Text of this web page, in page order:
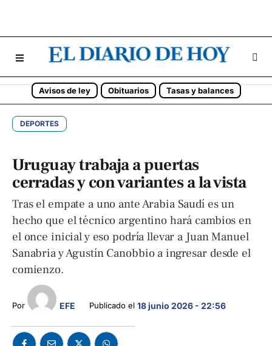
Avisos de ley Obituarios Tasas y balances
DEPORTES
Uruguay trabaja a puertas
cerradas y con variantes a la vista
Tras el empate a uno ante Arabia Saudí es un
hecho que el técnico argentino hará cambios en
el once inicial y eso podría llevar a Juan Manuel
Sanabria y Agustín Canobbio a ingresar desde el
comienzo.
Por EFE Publicado el 18 junio 2026 - 22:56